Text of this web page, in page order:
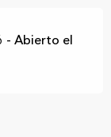
- Abierto el